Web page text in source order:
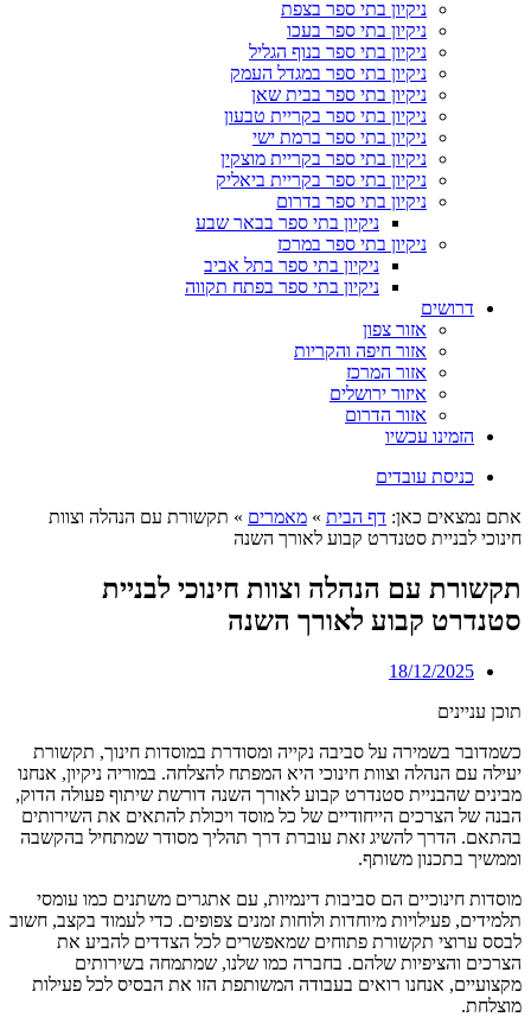
ניקיון בתי ספר בצפת
ניקיון בתי ספר בעכו
ניקיון בתי ספר בנוף הגליל
ניקיון בתי ספר במגדל העמק
ניקיון בתי ספר בבית שאן
ניקיון בתי ספר בקריית טבעון
ניקיון בתי ספר ברמת ישי
ניקיון בתי ספר בקריית מוצקין
ניקיון בתי ספר בקריית ביאליק
ניקיון בתי ספר בדרום
ניקיון בתי ספר בבאר שבע
ניקיון בתי ספר במרכז
ניקיון בתי ספר בתל אביב
ניקיון בתי ספר בפתח תקווה
דרושים
אזור צפון
אזור חיפה והקריות
אזור המרכז
איזור ירושלים
אזור הדרום
הזמינו עכשיו
כניסת עובדים
אתם נמצאים כאן: דף הבית » מאמרים » תקשורת עם הנהלה וצוות
חינוכי לבניית סטנדרט קבוע לאורך השנה
תקשורת עם הנהלה וצוות חינוכי לבניית
סטנדרט קבוע לאורך השנה
18/12/2025
תוכן עניינים
כשמדובר בשמירה על סביבה נקייה ומסודרת במוסדות חינוך, תקשורת
יעילה עם הנהלה וצוות חינוכי היא המפתח להצלחה. במוריה ניקיון, אנחנו
מבינים שהבניית סטנדרט קבוע לאורך השנה דורשת שיתוף פעולה הדוק,
הבנה של הצרכים הייחודיים של כל מוסד ויכולת להתאים את השירותים
בהתאם. הדרך להשיג זאת עוברת דרך תהליך מסודר שמתחיל בהקשבה
וממשיך בתכנון משותף.
מוסדות חינוכיים הם סביבות דינמיות, עם אתגרים משתנים כמו עומסי
תלמידים, פעילויות מיוחדות ולוחות זמנים צפופים. כדי לעמוד בקצב, חשוב
לבסס ערוצי תקשורת פתוחים שמאפשרים לכל הצדדים להביע את
הצרכים והציפיות שלהם. בחברה כמו שלנו, שמתמחה בשירותים
מקצועיים, אנחנו רואים בעבודה המשותפת הזו את הבסיס לכל פעילות
מוצלחת.